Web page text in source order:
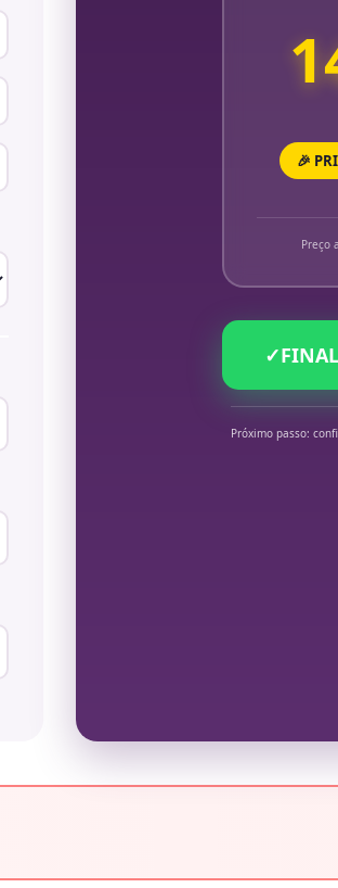
🎉
Preço
✓
Próximo passo: